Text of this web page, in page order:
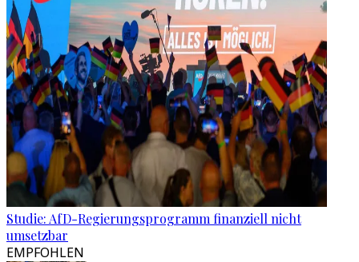
Studie: AfD-Regierungsprogramm finanziell nicht
umsetzbar
EMPFOHLEN